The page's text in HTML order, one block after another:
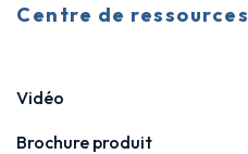
Centre de ressources
Vidéo
Brochure produit